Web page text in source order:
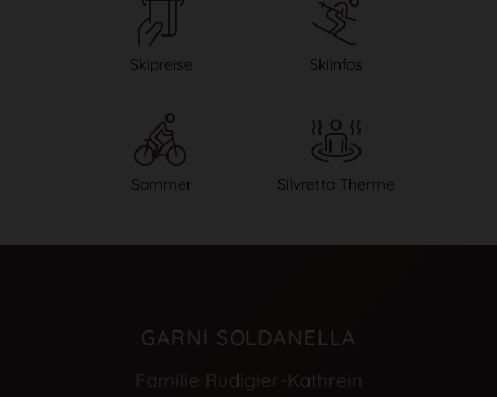
Skipreise Skiinfos
Sommer Silvretta Therme
GARNI SOLDANELLA
Familie Rudigier-Kathrein